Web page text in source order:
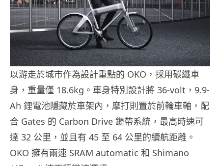
以游走於城市作為設計重點的 OKO，採用碳纖車
身，重量僅 18.6kg。車身特別設計將 36-volt，9.9-
Ah 鋰電池隱藏於車架內，摩打則置於前輪車軸，配
合 Gates 的 Carbon Drive 鏈帶系統，最高時速可
達 32 公里，並且有 45 至 64 公里的續航距離。
OKO 擁有兩速 SRAM automatic 和 Shimano